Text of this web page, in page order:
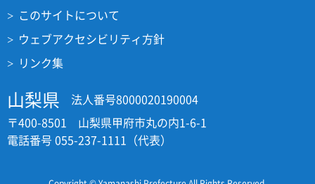
このサイトについて
ウェブアクセシビリティ方針
リンク集
山梨県
法人番号8000020190004
〒400-8501 山梨県甲府市丸の内1-6-1
電話番号 055-237-1111（代表）